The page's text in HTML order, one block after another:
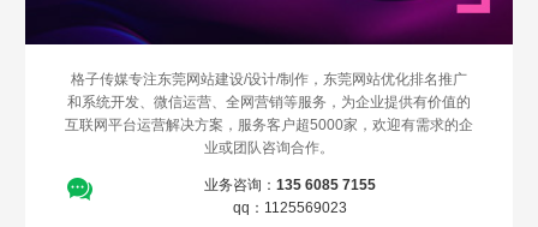
格子传媒专注东莞网站建设/设计/制作，东莞网站优化排名推广
和系统开发、微信运营、全网营销等服务，为企业提供有价值的
互联网平台运营解决方案，服务客户超5000家，欢迎有需求的企
业或团队咨询合作。
业务咨询： 135 6085 7155
qq：1125569023
Are you ready?